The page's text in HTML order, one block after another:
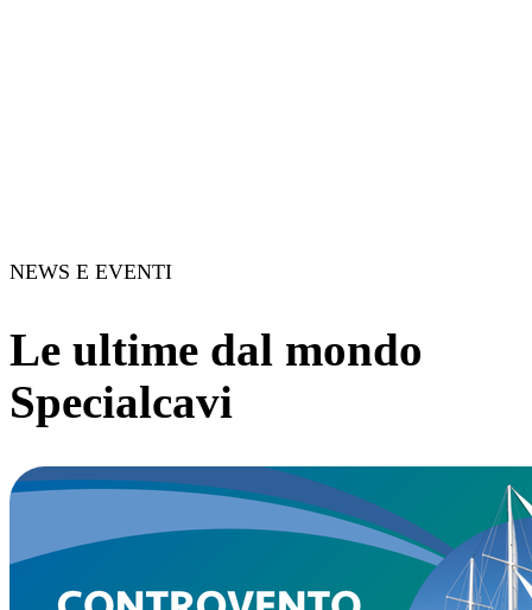
NEWS E EVENTI
Le ultime dal mondo
Specialcavi